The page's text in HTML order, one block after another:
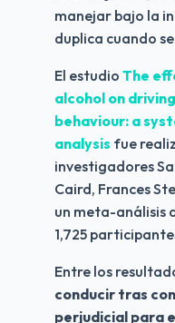
manejar bajo la
duplica cuando
El estudio The
alcohol on
behaviour: a
analysis fue
investigadores
Caird, Frances
un meta-análisis
1,725
Entre los
conducir tras
perjudicial para